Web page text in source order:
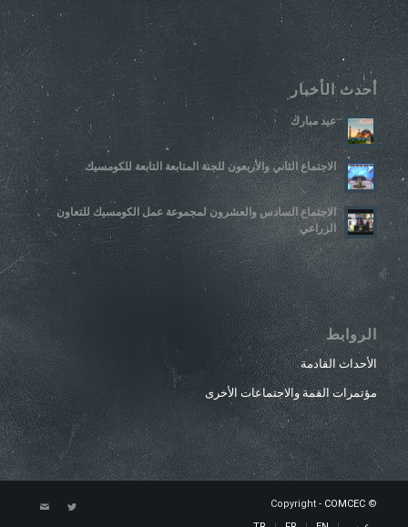
أحدث الأخبار
عيد مبارك
الاجتماع الثاني والأربعون للجنة المتابعة التابعة للكومسيك
الاجتماع السادس والعشرون لمجموعة عمل الكومسيك للتعاون
الزراعي
الروابط
الأحداث القادمة
مؤتمرات القمة والاجتماعات الأخرى
© Copyright -
COMCEC